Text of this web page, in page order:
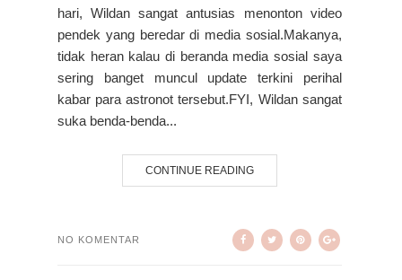
hari, Wildan sangat antusias menonton video
pendek yang beredar di media sosial.Makanya,
tidak heran kalau di beranda media sosial saya
sering banget muncul update terkini perihal
kabar para astronot tersebut.FYI, Wildan sangat
suka benda-benda...
CONTINUE READING
NO KOMENTAR